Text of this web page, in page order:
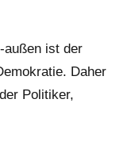
außen ist der
Daher
Politiker,